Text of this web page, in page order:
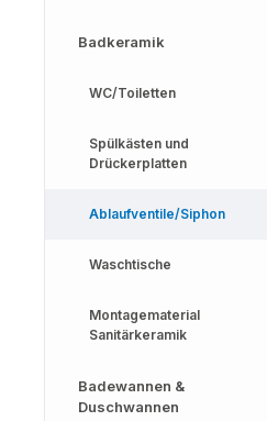
Badkeramik
WC/Toiletten
Spülkästen und
Drückerplatten
Ablaufventile/Siphon
Waschtische
Montagematerial
Sanitärkeramik
Badewannen &
Duschwannen